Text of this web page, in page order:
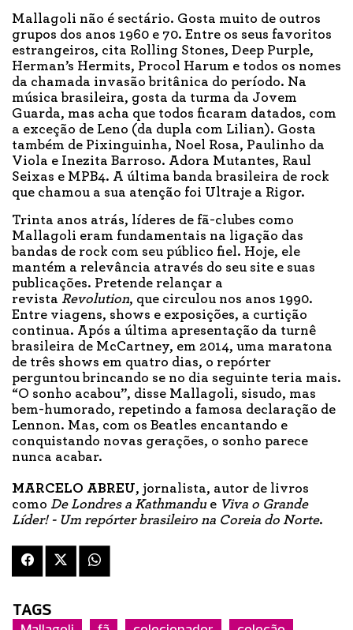
Mallagoli não é sectário. Gosta muito de outros
grupos dos anos 1960 e 70. Entre os seus favoritos
estrangeiros, cita Rolling Stones, Deep Purple,
Herman’s Hermits, Procol Harum e todos os nomes
da chamada invasão britânica do período. Na
música brasileira, gosta da turma da Jovem
Guarda, mas acha que todos ficaram datados, com
a exceção de Leno (da dupla com Lilian). Gosta
também de Pixinguinha, Noel Rosa, Paulinho da
Viola e Inezita Barroso. Adora Mutantes, Raul
Seixas e MPB4. A última banda brasileira de rock
que chamou a sua atenção foi Ultraje a Rigor.
Trinta anos atrás, líderes de fã-clubes como
Mallagoli eram fundamentais na ligação das
bandas de rock com seu público fiel. Hoje, ele
mantém a relevância através do seu site e suas
publicações. Pretende relançar a
revista Revolution, que circulou nos anos 1990.
Entre viagens, shows e exposições, a curtição
continua. Após a última apresentação da turnê
brasileira de McCartney, em 2014, uma maratona
de três shows em quatro dias, o repórter
perguntou brincando se no dia seguinte teria mais.
“O sonho acabou”, disse Mallagoli, sisudo, mas
bem-humorado, repetindo a famosa declaração de
Lennon. Mas, com os Beatles encantando e
conquistando novas gerações, o sonho parece
nunca acabar.
MARCELO ABREU, jornalista, autor de livros
como De Londres a Kathmandue Viva o Grande
Líder! - Um repórter brasileiro na Coreia do Norte.
TAGS